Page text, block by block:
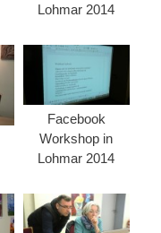
Lohmar 2014
Facebook
Workshop in
Lohmar 2014